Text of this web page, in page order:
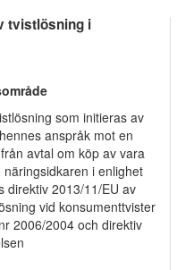
tvistlösning i
som initieras av
anspråk mot en
avtal om köp av vara
i enlighet
direktiv 2013/11/EU av
vid konsumenttvister
2006/2004 och direktiv